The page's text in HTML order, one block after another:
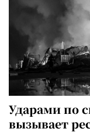
Ударами по
вызывает